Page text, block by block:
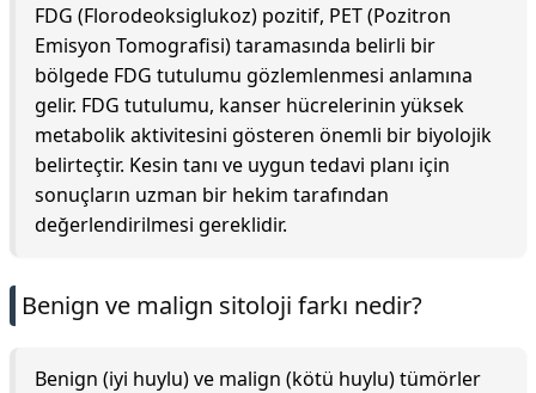
FDG (Florodeoksiglukoz) pozitif, PET (Pozitron
Emisyon Tomografisi) taramasında belirli bir
bölgede FDG tutulumu gözlemlenmesi anlamına
gelir. FDG tutulumu, kanser hücrelerinin yüksek
metabolik aktivitesini gösteren önemli bir biyolojik
belirteçtir. Kesin tanı ve uygun tedavi planı için
sonuçların uzman bir hekim tarafından
değerlendirilmesi gereklidir.
Benign ve malign sitoloji farkı nedir?
Benign (iyi huylu) ve malign (kötü huylu) tümörler